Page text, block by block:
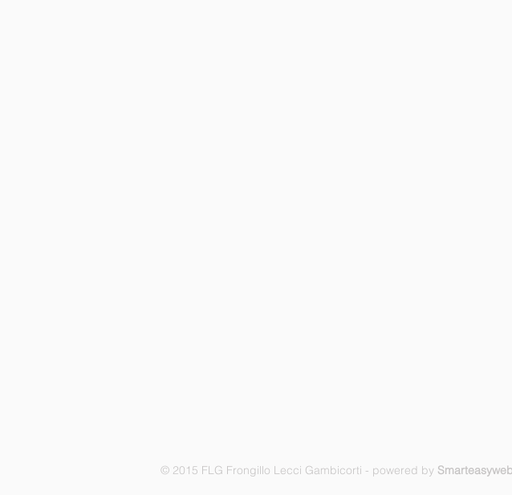
© 2015 FLG Frongillo Lecci Gambicorti - powered by Smarteasyweb